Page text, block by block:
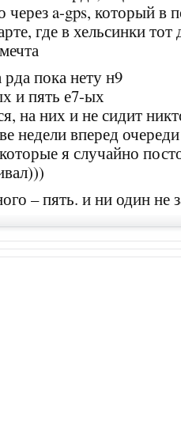
через a-gps, который в
где в хельсинки тот
пока нету н9
и пять е7-ых
на них и не сидит
недели вперед
я случайно
– пять. и ни один не